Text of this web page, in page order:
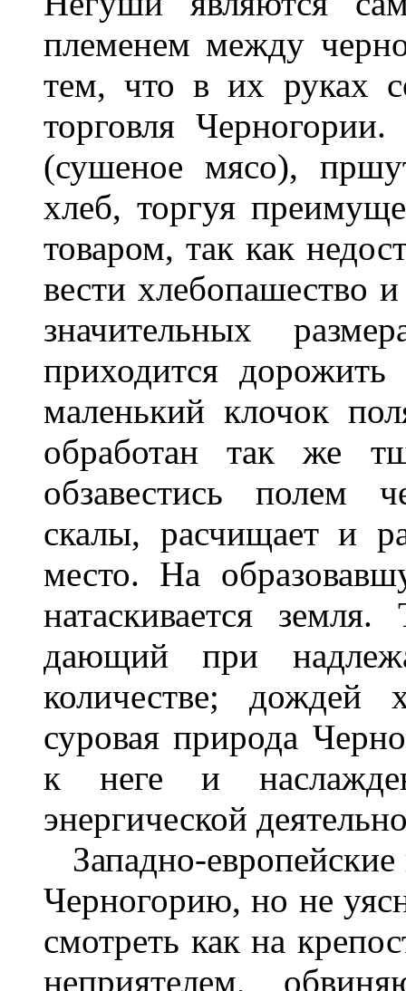
племенем между
тем, что в их руках
торговля
(сушеное мясо),
хлеб, торгуя
товаром, так как
вести хлебопашество
значительных
приходится
маленький клочок
обработан так же
обзавестись полем
скалы, расчищает и
место. На
натаскивается
дающий при
количестве;
суровая природа
к неге и
энергической
Западно-
Черногорию, но не
смотреть как на
неприятелем,